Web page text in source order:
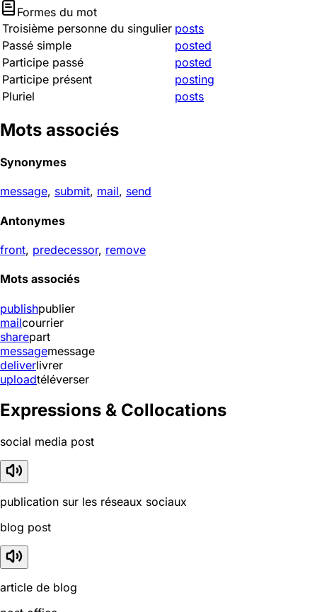
Formes du mot
Troisième personne du singulier posts
Passé simple
posted
Participe passé
posted
Participe présent
posting
Pluriel
posts
Mots associés
Synonymes
message, submit, mail, send
Antonymes
front, predecessor, remove
Mots associés
publishpublier
mailcourrier
sharepart
messagemessage
deliverlivrer
uploadtéléverser
Expressions & Collocations
social media post
publication sur les réseaux sociaux
blog post
article de blog